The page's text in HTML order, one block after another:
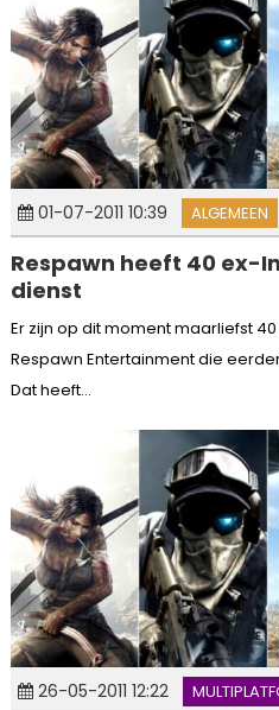
01-07-2011 10:39 ALGEMEEN
Respawn heeft 40 ex-
dienst
Er zijn op dit moment maarliefst
Respawn Entertainment die
Dat heeft...
26-05-2011 12:22